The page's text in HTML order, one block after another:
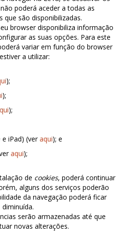
poderá aceder a todas as
que são disponibilizadas.
browser disponibiliza informação
as suas opções. Para este
variar em função do browser
a utilizar:
);
);
);
e iPad) (veraqui); e
aqui);
de cookies, poderá continuar
alguns dos serviços poderão
da navegação poderá ficar
diminuída.
serão armazenadas até que
novas alterações.